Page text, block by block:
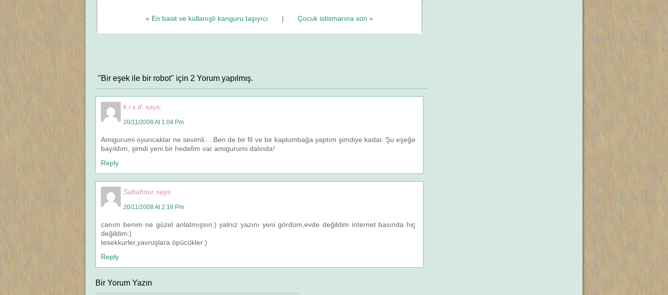
« En basit ve kullanışlı kanguru taşıyıcı | Çocuk istismarına son »
"Bir eşek ile bir robot" için 2 Yorum yapılmış.
k.i.s.d. says:
20/11/2008 At 1:04 Pm
Amigurumi oyuncaklar ne sevimli… Ben de bir fil ve bir kaplumbağa yaptım şimdiye kadar. Şu eşeğe
bayıldım, şimdi yeni bir hedefim var amigurumi dalında!
Reply
Sabahnur says:
20/11/2008 At 2:19 Pm
canım benim ne güzel anlatmışsın:) yalnız yazını yeni gördüm,evde değildim internet basında hiç
değildim:)
tesekkurler,yavruşlara öpücükler:)
Reply
Bir Yorum Yazın